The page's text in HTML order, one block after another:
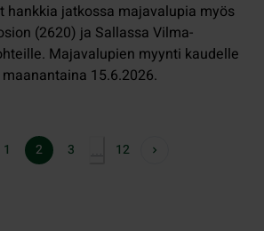
hankkia jatkossa majavalupia myös
(2620) ja Sallassa Vilma-
Majavalupien myynti kaudelle
15.6.2026.
1 2 3 … 12